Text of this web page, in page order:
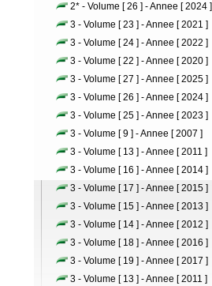
2* - Volume [ 26 ] - Annee [ 2024 ]
3 - Volume [ 23 ] - Annee [ 2021 ]
3 - Volume [ 24 ] - Annee [ 2022 ]
3 - Volume [ 22 ] - Annee [ 2020 ]
3 - Volume [ 27 ] - Annee [ 2025 ]
3 - Volume [ 26 ] - Annee [ 2024 ]
3 - Volume [ 25 ] - Annee [ 2023 ]
3 - Volume [ 9 ] - Annee [ 2007 ]
3 - Volume [ 13 ] - Annee [ 2011 ]
3 - Volume [ 16 ] - Annee [ 2014 ]
3 - Volume [ 17 ] - Annee [ 2015 ]
3 - Volume [ 15 ] - Annee [ 2013 ]
3 - Volume [ 14 ] - Annee [ 2012 ]
3 - Volume [ 18 ] - Annee [ 2016 ]
3 - Volume [ 19 ] - Annee [ 2017 ]
3 - Volume [ 13 ] - Annee [ 2011 ]